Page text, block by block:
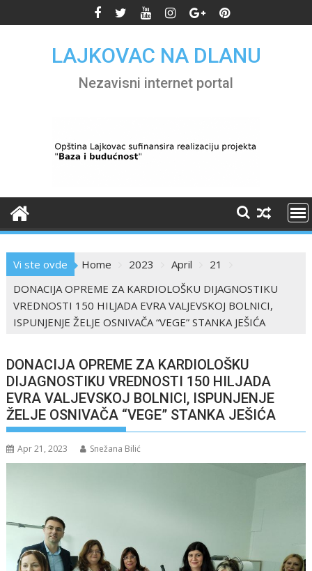
to
LAJKOVAC NA DLANU
Nezavisni internet portal
Vi ste ovde Home 2023 April
21
DONACIJA OPREME ZA KARDIOLOŠKU DIJAGNOSTIKU
VREDNOSTI 150 HILJADA EVRA VALJEVSKOJ BOLNICI,
ISPUNJENJE ŽELJE OSNIVAČA “VEGE” STANKA JEŠIĆA
DONACIJA OPREME ZA KARDIOLOŠKU
DIJAGNOSTIKU VREDNOSTI 150 HILJADA
EVRA VALJEVSKOJ BOLNICI, ISPUNJENJE
ŽELJE OSNIVAČA “VEGE” STANKA JEŠIĆA
Apr 21, 2023 Snežana Bilić